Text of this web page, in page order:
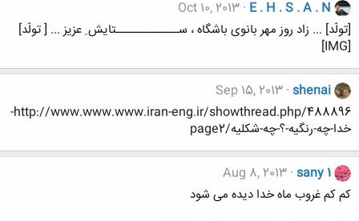
E . H . S . A . N
Oct 10, 2013
[تولّد] ... زاد روز مهر بانوی باشگاه ، ســـــــــــــتایش ِ عزیز ... [ تولّد]
[IMG]
shenai
Sep 15, 2013
http://www.www.www.iran-eng.ir/showthread.php/488896-
خدا-چه-رنگیه-؟-چه-شکلیه/page2
sany 1
Aug 8, 2013
کم کم غروب ماه خدا دیده می شود